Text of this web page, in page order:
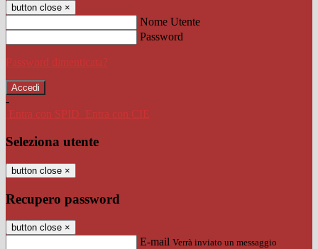
button close ×
Nome Utente
Password
Password dimenticata?
-
Entra con SPID
Entra con CIE
Seleziona utente
button close ×
Recupero password
button close ×
E-mail Verrà inviato un messaggio